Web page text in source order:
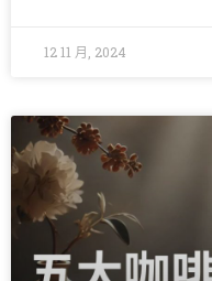
12 11 月, 2024